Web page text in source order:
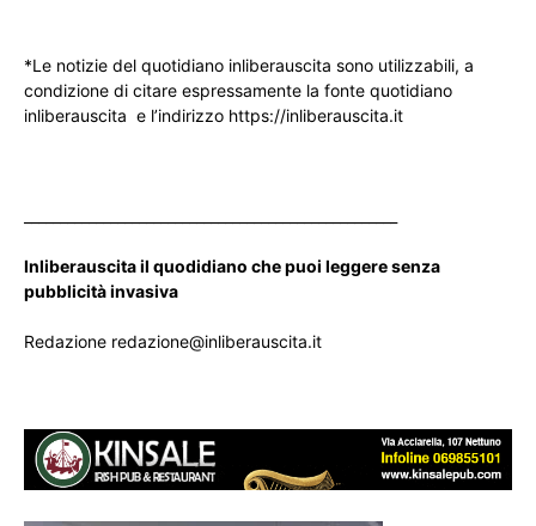
*Le notizie del quotidiano inliberauscita sono utilizzabili, a
condizione di citare espressamente la fonte quotidiano
inliberauscita e l’indirizzo https://inliberauscita.it
Inliberauscita il quodidiano che puoi leggere senza
pubblicità invasiva
Redazione redazione@inliberauscita.it